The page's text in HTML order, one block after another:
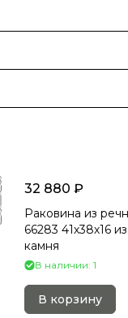
32 880 ₽
Раковина из
66283 41х38х16
камня
В наличии: 1
В корзину